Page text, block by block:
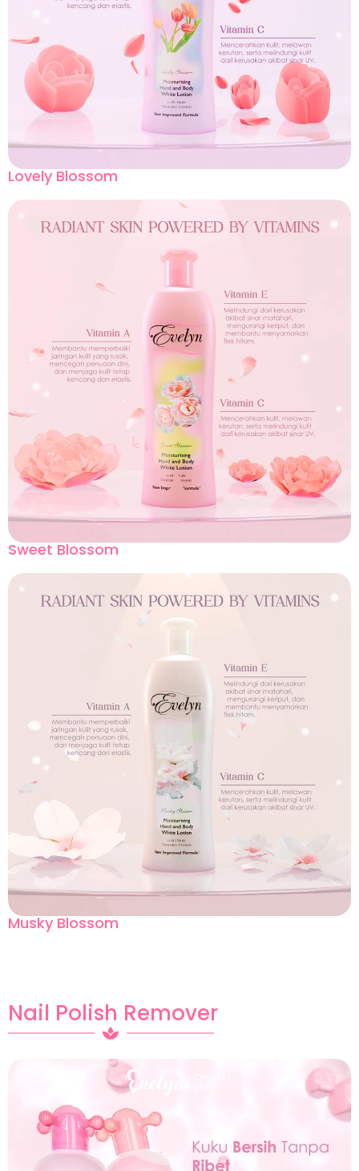
Lovely Blossom
Sweet Blossom
Musky Blossom
Nail Polish Remover